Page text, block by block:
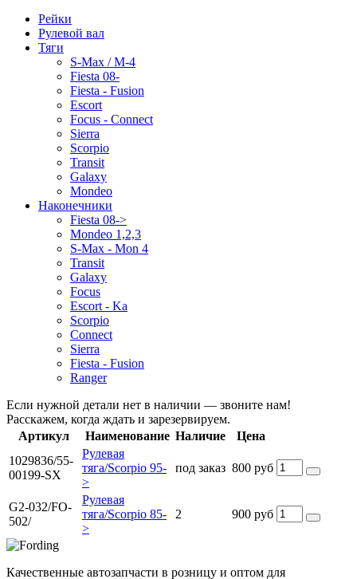
Рейки
Рулевой вал
Тяги
S-Max / M-4
Fiesta 08-
Fiesta - Fusion
Escort
Focus - Connect
Sierra
Scorpio
Transit
Galaxy
Mondeo
Наконечники
Fiesta 08->
Mondeo 1,2,3
S-Max - Mon 4
Transit
Galaxy
Focus
Escort - Ka
Scorpio
Connect
Sierra
Fiesta - Fusion
Ranger
Если нужной детали нет в наличии — звоните нам!
Расскажем, когда ждать и зарезервируем.
Артикул
Наименование Наличие
Цена
1029836/55-
00199-SX
Рулевая
тяга/Scorpio 95-
>
под заказ 800 руб
G2-032/FO-
502/
Рулевая
тяга/Scorpio 85-
>
2 900 руб
Качественные автозапчасти в розницу и оптом для